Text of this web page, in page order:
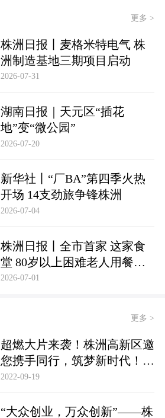
更多 >
株洲日报丨麦格米特电气 株
洲制造基地三期项目启动
2026-07-31
湖南日报｜天元区“插花
地”变“微公园”
2026-07-20
新华社丨“厂BA”第四季火热
开场 14支劲旅争锋株洲
2026-07-04
株洲日报丨全市首家 这家食
堂 80岁以上困难老人用餐免
费
2026-07-01
更多 >
超燃大片来袭！株洲高新区邀
您携手同行，筑梦新时代！株
洲高新区招商形象宣传片《乘
2022-09-19
“大众创业，万众创新”——株